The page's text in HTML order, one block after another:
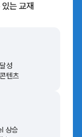
는 교재
성
텐츠
상승